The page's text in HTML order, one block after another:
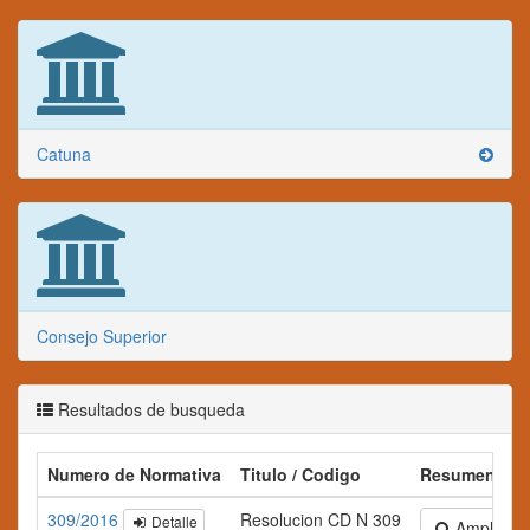
Catuna
Consejo Superior
Resultados de busqueda
Numero de Normativa Titulo / Codigo
Resumen
309/2016
Detalle Resolucion CD N 309